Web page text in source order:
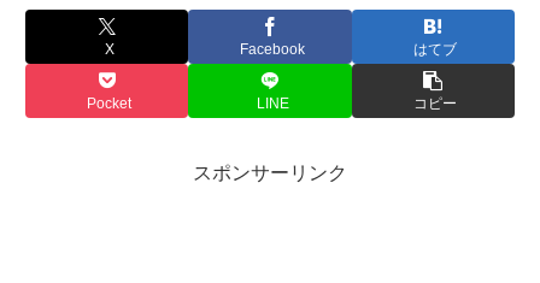
X Facebook はてブ
Pocket LINE コピー
スポンサーリンク